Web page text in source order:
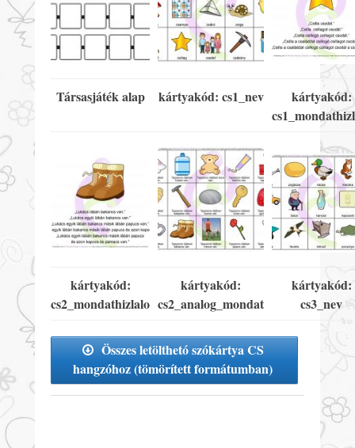
Társasjáték alap kártyakód: cs1_nev
kártyakód:
kártyakód:
cs2_mondathizlalo
kártyakód:
cs2_analog_mondat
kártyakód:
cs3_nev
Összes letölthetó szókártya CS
hangzóhoz (tömörített formátumban)